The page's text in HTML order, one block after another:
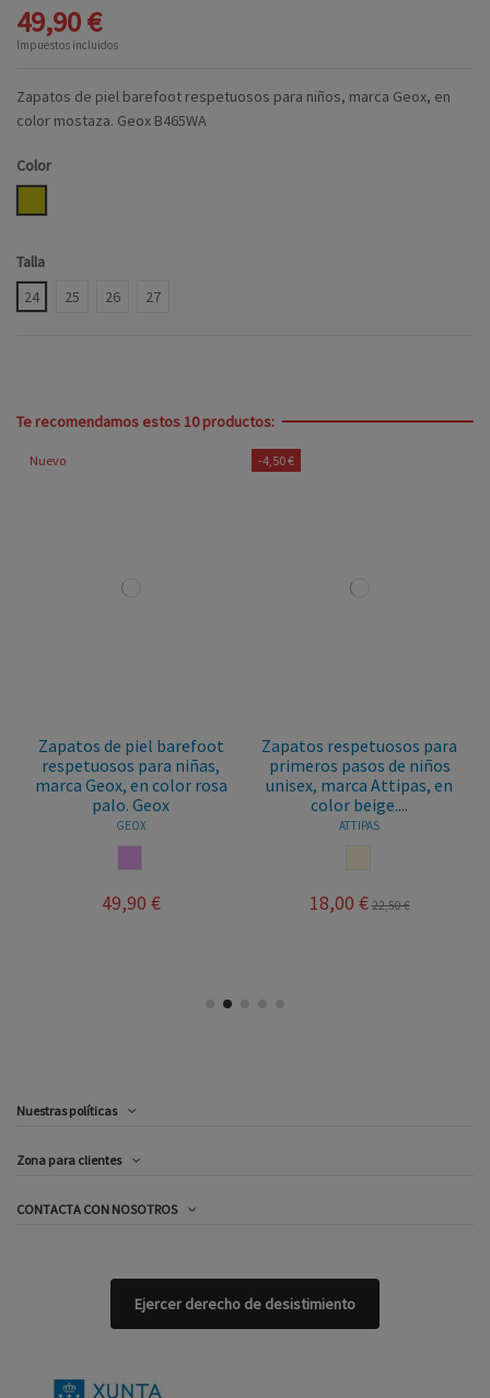
49,90 €
Impuestos incluidos
Zapatos de piel barefoot respetuosos para niños, marca Geox, en
color mostaza. Geox B465WA
Color
Talla
24
25 26 27
Te recomendamos estos 10 productos:
Nuevo
Zapatos de piel barefoot
respetuosos para niñas,
marca Geox, en color rosa
palo. Geox
GEOX
49,90 €
-4,50 €
Zapatos respetuosos para
primeros pasos de niños
unisex, marca Attipas, en
color beige....
ATTIPAS
18,00 € 22,50 €
Nuestras políticas
Zona para clientes
CONTACTA CON NOSOTROS
Ejercer derecho de desistimiento